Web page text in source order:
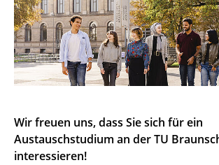
Wir freuen uns, dass Sie sich für ein
Austauschstudium an der TU
interessieren!